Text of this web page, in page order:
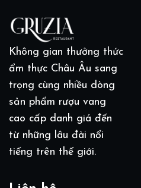
Không gian thưởng thức
ẩm thực Châu Âu sang
trọng cùng nhiều dòng
sản phẩm rượu vang
cao cấp danh giá đến
từ những lâu đài nổi
tiếng trên thế giới.